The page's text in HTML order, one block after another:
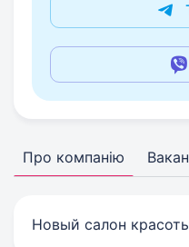
Про компанію
Новый салон